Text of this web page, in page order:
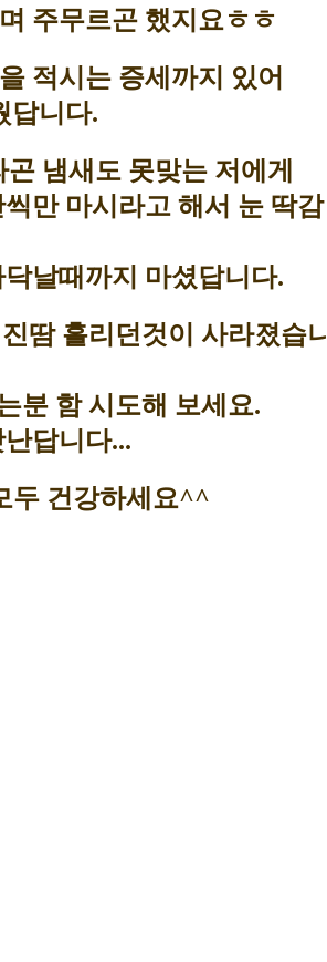
주무르곤 했지요ㅎㅎ
적시는 증세까지 있어
답니다.
냄새도 못맞는 저에게
만 마시라고 해서 눈 딱감
날때까지 마셨답니다.
땀 흘리던것이 사라졌습니
분 함 시도해 보세요.
답니다...
두 건강하세요^^